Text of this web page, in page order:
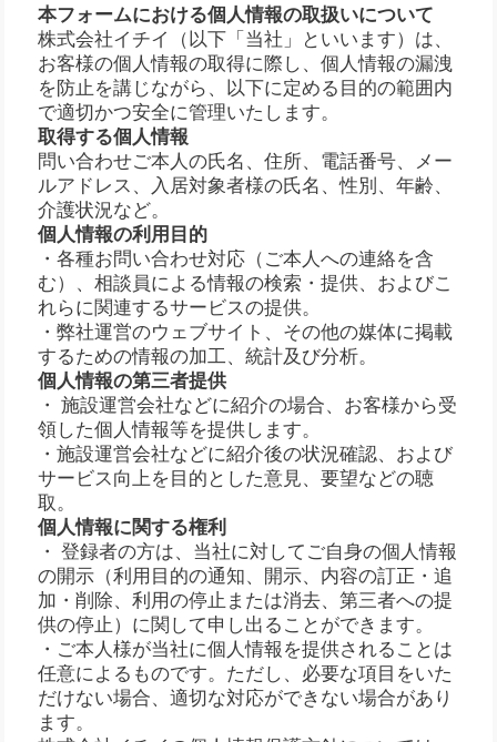
本フォームにおける個人情報の取扱いについて
株式会社イチイ（以下「当社」といいます）は、
お客様の個人情報の取得に際し、個人情報の漏洩
を防止を講じながら、以下に定める目的の範囲内
で適切かつ安全に管理いたします。
取得する個人情報
問い合わせご本人の氏名、住所、電話番号、メー
ルアドレス、入居対象者様の氏名、性別、年齢、
介護状況など。
個人情報の利用目的
・各種お問い合わせ対応（ご本人への連絡を含
む）、相談員による情報の検索・提供、およびこ
れらに関連するサービスの提供。
・弊社運営のウェブサイト、その他の媒体に掲載
するための情報の加工、統計及び分析。
個人情報の第三者提供
・ 施設運営会社などに紹介の場合、お客様から受
領した個人情報等を提供します。
・施設運営会社などに紹介後の状況確認、および
サービス向上を目的とした意見、要望などの聴
取。
個人情報に関する権利
・ 登録者の方は、当社に対してご自身の個人情報
の開示（利用目的の通知、開示、内容の訂正・追
加・削除、利用の停止または消去、第三者への提
供の停止）に関して申し出ることができます。
・ご本人様が当社に個人情報を提供されることは
任意によるものです。ただし、必要な項目をいた
だけない場合、適切な対応ができない場合があり
ます。